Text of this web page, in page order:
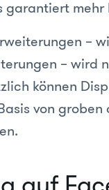
garantiert mehr
–
– wird
können
von